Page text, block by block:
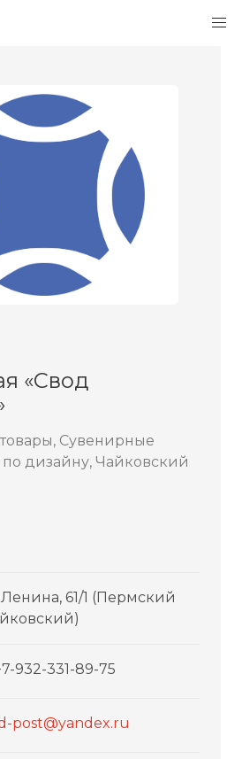
«Свод
Сувенирные
по дизайну, Чайковский
Ленина, 61/1 (Пермский
932-331-89-75
post@yandex.ru